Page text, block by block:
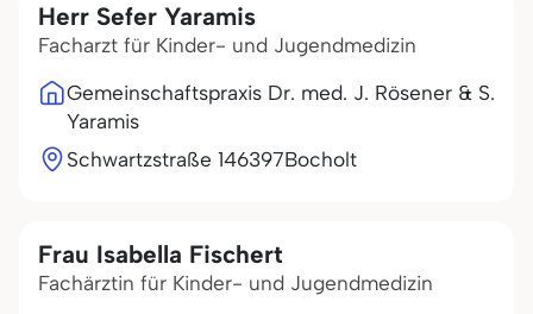
Herr Sefer Yaramis
Facharzt für Kinder- und Jugendmedizin
Gemeinschaftspraxis Dr. med. J. Rösener & S.
Yaramis
Schwartzstraße 146397Bocholt
Frau Isabella Fischert
Fachärztin für Kinder- und Jugendmedizin